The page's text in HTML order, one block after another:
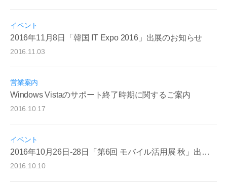
イベント
2016年11月8日「韓国 IT Expo 2016」出展のお知らせ
2016.11.03
営業案内
Windows Vistaのサポート終了時期に関するご案内
2016.10.17
イベント
2016年10月26日-28日「第6回 モバイル活用展 秋」出展のお知らせ
2016.10.10